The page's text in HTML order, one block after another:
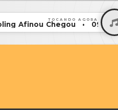
TOCANDO AGORA
Afinou Chegou • 093 -